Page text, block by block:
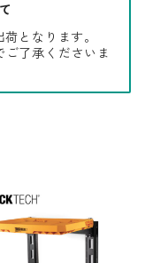
となります。
了承くださいま